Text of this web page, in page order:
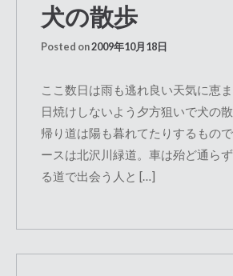
犬の散歩
Posted on2009年10月18日
ここ数日は雨も逃れ良い天気に恵ま
日焼けしないよう夕方狙いで犬の
帰り道は陽も暮れてたりするもの
ースは北沢川緑道。車は殆ど通ら
る道で出会う人と […]